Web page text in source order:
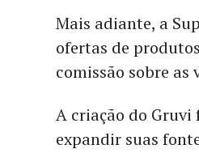
Mais adiante, a
ofertas de
comissão sobre as
A criação do Gruvi
expandir suas